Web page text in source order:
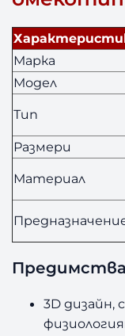
Марка
Модел
Тип
Размери
Материал
Предимства
3D дизайн,